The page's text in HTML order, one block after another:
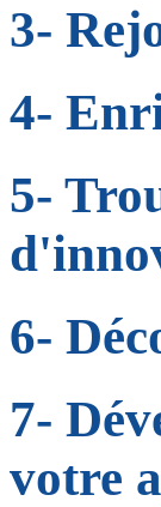
3-
4-
5-
6-
7-
votre